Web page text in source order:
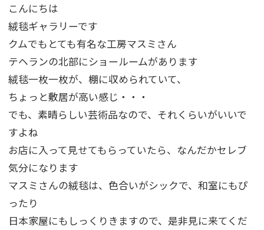
こんにちは
絨毯ギャラリーです
クムでもとても有名な工房マスミさん
テヘランの北部にショールームがあります
絨毯一枚一枚が、棚に収められていて、
ちょっと敷居が高い感じ・・・
でも、素晴らしい芸術品なので、それくらいがいいで
すよね
お店に入って見せてもらっていたら、なんだかセレブ
気分になります
マスミさんの絨毯は、色合いがシックで、和室にもぴ
ったり
日本家屋にもしっくりきますので、是非見に来てくだ